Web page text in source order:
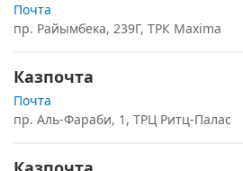
Почта
пр. Райымбека, 239Г, ТРК Maxima
Казпочта
Почта
пр. Аль-Фараби, 1, ТРЦ Ритц-Палас